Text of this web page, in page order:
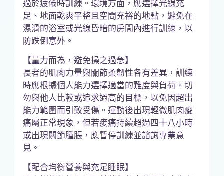
過於疲倦時訓練。環境方面，應選擇光線充
足、地面乾爽平整且空間充裕的地點，避免在
濕滑的浴室或光線昏暗的房間內進行訓練，以
防跌倒意外。
【量力而為，避免操之過急】
長者的肌肉力量與關節柔韌性各有差異，訓練
時應根據個人能力選擇適當的難度與負荷。切
勿與他人比較或追求過高的目標，以免因超出
能力範圍而引致受傷。運動後出現輕微肌肉痠
痛屬正常現象，但若痠痛持續超過四十八小時
或出現關節腫脹，應暫停訓練並諮詢專業意
見。
【配合均衡營養與充足睡眠】